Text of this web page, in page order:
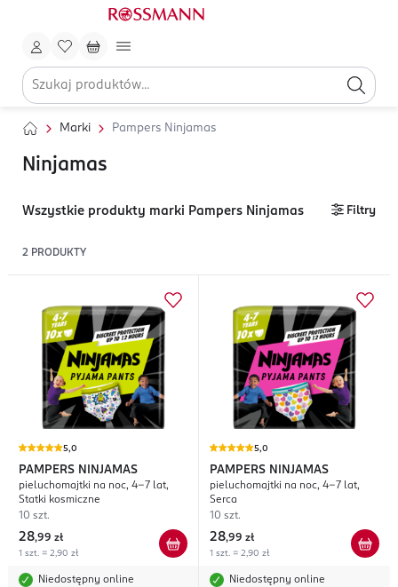
Marki Pampers Ninjamas
Ninjamas
Wszystkie produkty marki Pampers Ninjamas Filtry
2 PRODUKTY
5,0
PAMPERS NINJAMAS
pieluchomajtki na noc, 4-7 lat,
Statki kosmiczne
10 szt.
28,99 zł
1 szt. = 2,90 zł
Niedostępny online
5,0
PAMPERS NINJAMAS
pieluchomajtki na noc, 4-7 lat,
Serca
10 szt.
28,99 zł
1 szt. = 2,90 zł
Niedostępny online